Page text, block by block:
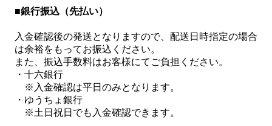
■銀行振込（先払い）
入金確認後の発送となりますので、配送日時指定の場合
は余裕をもってお振込ください。
また、振込手数料はお客様にてご負担ください。
・十六銀行
※入金確認は平日のみとなります。
・ゆうちょ銀行
※土日祝日でも入金確認できます。